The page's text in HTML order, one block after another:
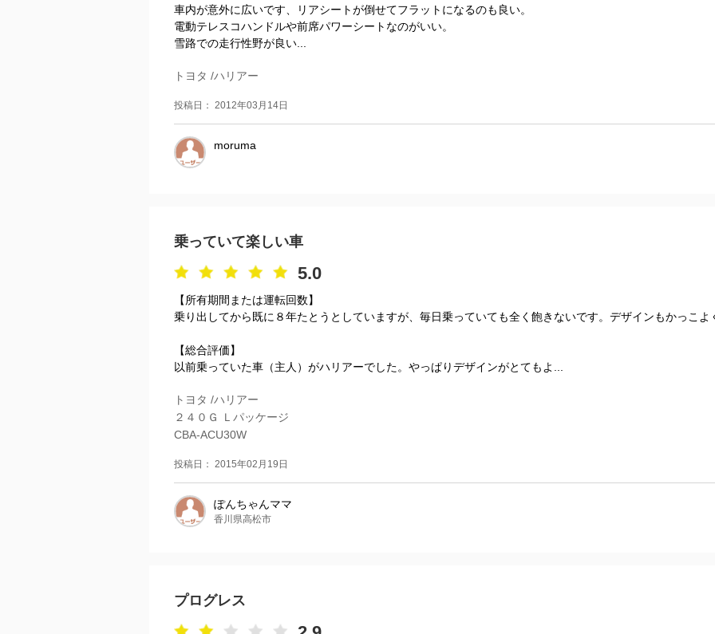
車内が意外に広いです、リアシートが倒せてフラットになるのも良い。
電動テレスコハンドルや前席パワーシートなのがいい。
雪路での走行性野が良い...
トヨタ /ハリアー
投稿日： 2012年03月14日
moruma
乗っていて楽しい車
5.0
【所有期間または運転回数】
乗り出してから既に８年たとうとしていますが、毎日乗っていても全く飽きないです。デザインもかっこ
【総合評価】
以前乗っていた車（主人）がハリアーでした。やっぱりデザインがとてもよ...
トヨタ /ハリアー
２４０Ｇ Ｌパッケージ
CBA-ACU30W
投稿日： 2015年02月19日
ぽんちゃんママ
香川県高松市
プログレス